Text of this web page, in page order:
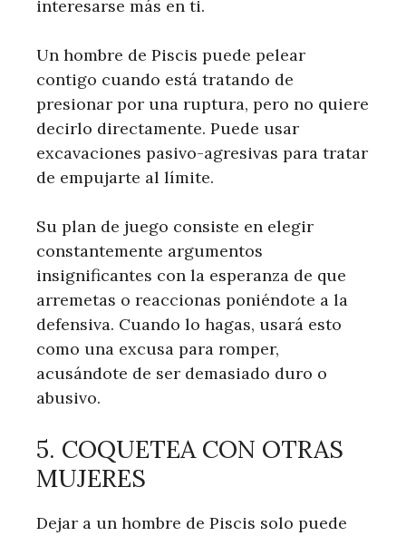
interesarse más en ti.
Un hombre de Piscis puede pelear
contigo cuando está tratando de
presionar por una ruptura, pero no quiere
decirlo directamente. Puede usar
excavaciones pasivo-agresivas para tratar
de empujarte al límite.
Su plan de juego consiste en elegir
constantemente argumentos
insignificantes con la esperanza de que
arremetas o reaccionas poniéndote a la
defensiva. Cuando lo hagas, usará esto
como una excusa para romper,
acusándote de ser demasiado duro o
abusivo.
5. COQUETEA CON OTRAS
MUJERES
Dejar a un hombre de Piscis solo puede